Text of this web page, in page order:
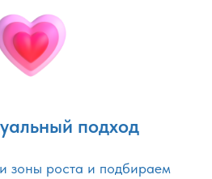
подход
зоны роста и подбираем